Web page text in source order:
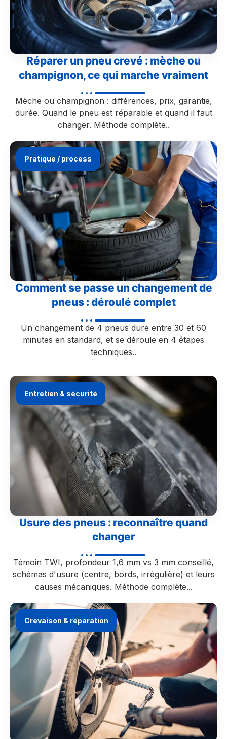
Réparer un pneu crevé : mèche ou
champignon, ce qui marche vraiment
Mèche ou champignon : différences, prix, garantie,
durée. Quand le pneu est réparable et quand il faut
changer. Méthode complète..
Pratique / process
Comment se passe un changement de
pneus : déroulé complet
Un changement de 4 pneus dure entre 30 et 60
minutes en standard, et se déroule en 4 étapes
techniques..
Entretien & sécurité
Usure des pneus : reconnaître quand
changer
Témoin TWI, profondeur 1,6 mm vs 3 mm conseillé,
schémas d'usure (centre, bords, irrégulière) et leurs
causes mécaniques. Méthode complète...
Crevaison & réparation